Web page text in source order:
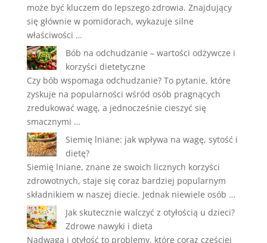
może być kluczem do lepszego zdrowia. Znajdujący
się głównie w pomidorach, wykazuje silne
właściwości …
Bób na odchudzanie – wartości odżywcze i
korzyści dietetyczne
Czy bób wspomaga odchudzanie? To pytanie, które
zyskuje na popularności wśród osób pragnących
zredukować wagę, a jednocześnie cieszyć się
smacznymi …
Siemię lniane: jak wpływa na wagę, sytość i
dietę?
Siemię lniane, znane ze swoich licznych korzyści
zdrowotnych, staje się coraz bardziej popularnym
składnikiem w naszej diecie. Jednak niewiele osób …
Jak skutecznie walczyć z otyłością u dzieci?
Zdrowe nawyki i dieta
Nadwaga i otyłość to problemy, które coraz częściej